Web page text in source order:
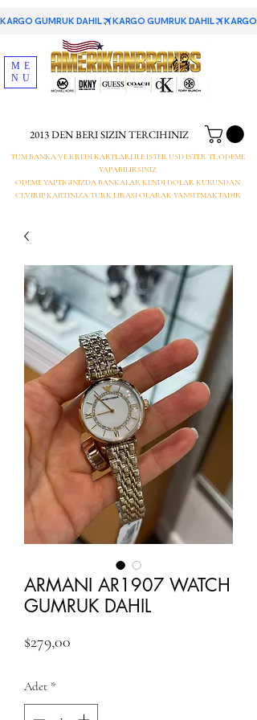
KARGO GUMRUK DAHIL
2013 DEN BERI SIZIN TERCIHINIZ
TUM BANKA VE KREDI KARTLARI ILE ISTER USD ISTER TL ODEME
YAPABILIRSINIZ
ODEME YAPTIGINIZDA BANKALAR KENDI DOLAR KURUNDAN
CEVIRIP KARTINIZA TURK LIRASI OLARAK YANSITMAKTADIR
ME
NU
ARMANI AR1907 WATCH
GUMRUK DAHIL
$279,00
Adet *